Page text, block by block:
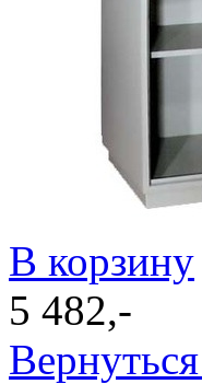
В корзину
5 482,-